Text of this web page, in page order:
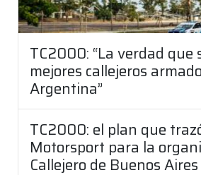
TC2000: “La verdad que
mejores callejeros
Argentina”
TC2000: el plan que
Motorsport para la
Callejero de Buenos Aires